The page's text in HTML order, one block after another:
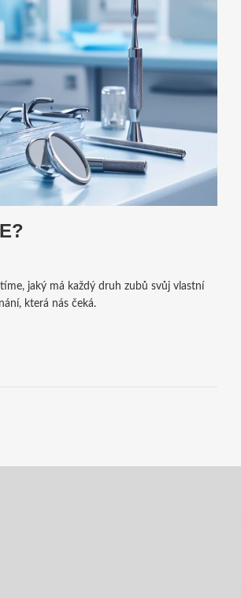
jaký má každý druh zubů svůj vlastní
která nás čeká.